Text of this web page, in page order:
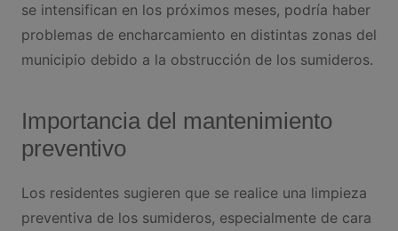
se intensifican en los próximos meses, podría haber
problemas de encharcamiento en distintas zonas del
municipio debido a la obstrucción de los sumideros.
Importancia del mantenimiento
preventivo
Los residentes sugieren que se realice una limpieza
preventiva de los sumideros, especialmente de cara